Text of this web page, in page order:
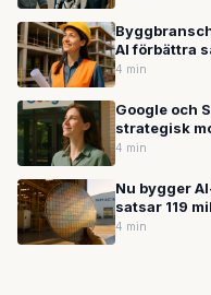
AI förbättra
4 min
Google och
strategisk
4 min
Nu bygger
satsar 119
4 min